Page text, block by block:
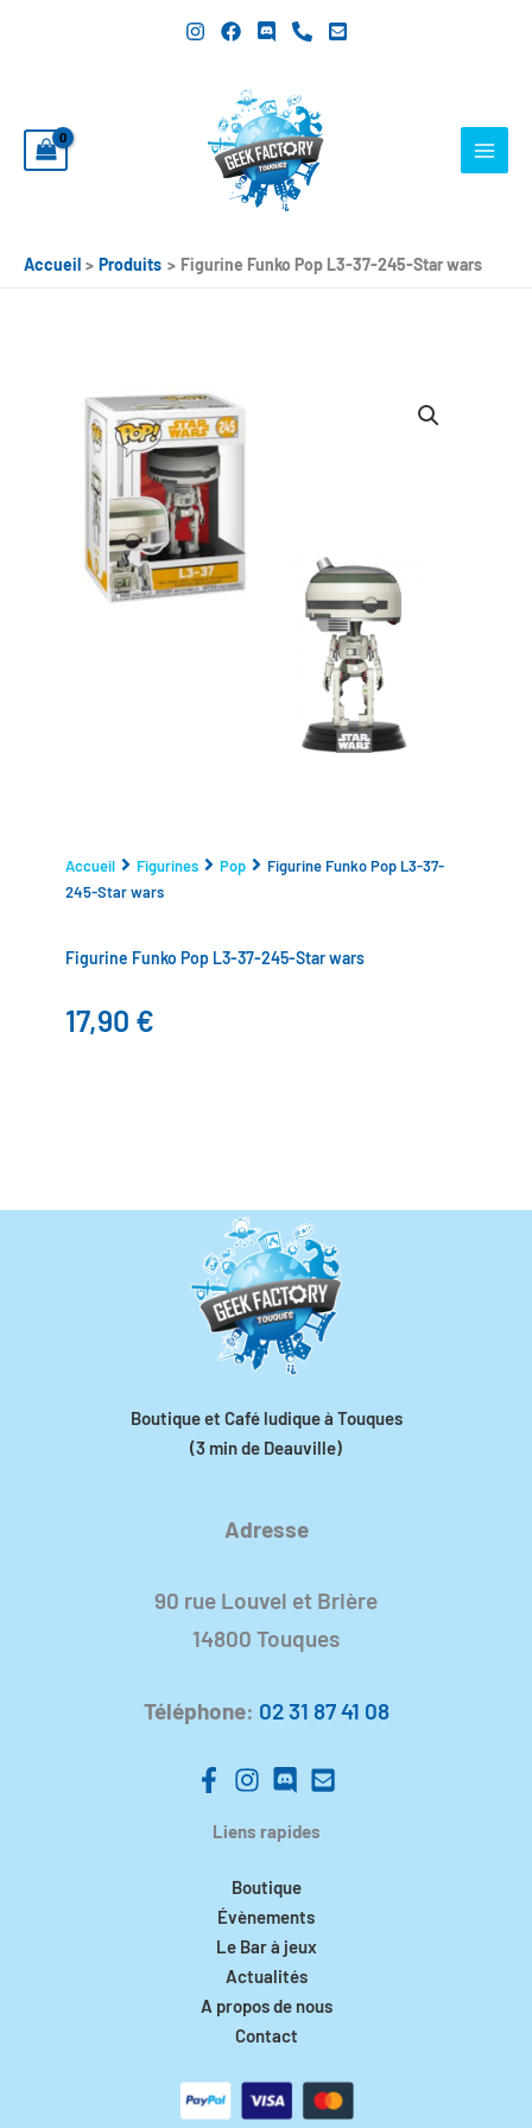
Accueil Produits Figurine Funko Pop L3-37-245-Star wars
Accueil Figurines Pop
Figurine Funko Pop L3-37-
245-Star wars
Figurine Funko Pop L3-37-245-Star wars
17,90 €
Boutique et Café ludique à Touques
(3 min de Deauville)
Adresse
90 rue Louvel et Brière
14800 Touques
Téléphone: 02 31 87 41 08
Liens rapides
Boutique
Évènements
Le Bar à jeux
Actualités
A propos de nous
Contact